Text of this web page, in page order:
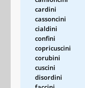
cardini
cassoncini
cialdini
confini
copricuscini
corubini
cuscini
disordini